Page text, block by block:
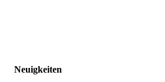
Neuigkeiten